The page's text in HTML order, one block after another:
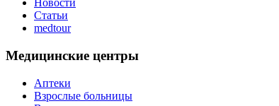
Новости
Статьи
medtour
Медицинские центры
Аптеки
Взрослые больницы